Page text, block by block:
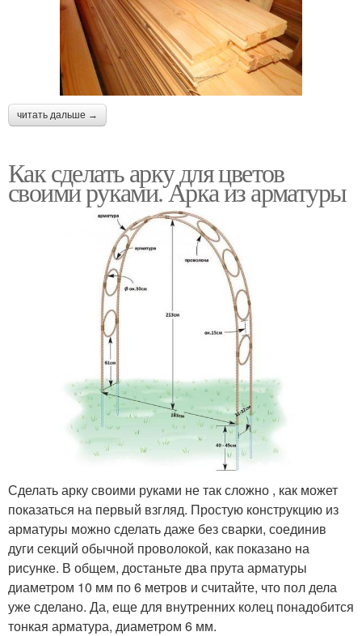
читать дальше →
Как сделать арку для цветов
своими руками. Арка из арматуры
Сделать арку своими руками не так сложно , как может
показаться на первый взгляд. Простую конструкцию из
арматуры можно сделать даже без сварки, соединив
дуги секций обычной проволокой, как показано на
рисунке. В общем, достаньте два прута арматуры
диаметром 10 мм по 6 метров и считайте, что пол дела
уже сделано. Да, еще для внутренних колец понадобится
тонкая арматура, диаметром 6 мм.